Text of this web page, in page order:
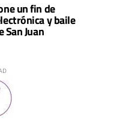
un fin de
y baile
San Juan